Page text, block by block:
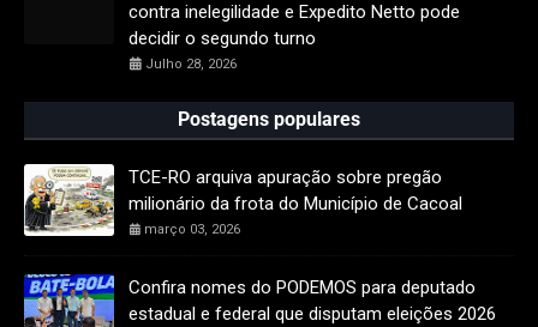
contra inelegilidade e Expedito Netto pode
decidir o segundo turno
Julho 28, 2026
Postagens populares
TCE-RO arquiva apuração sobre pregão
milionário da frota do Município de Cacoal
março 03, 2026
Confira nomes do PODEMOS para deputado
estadual e federal que disputam eleições 2026